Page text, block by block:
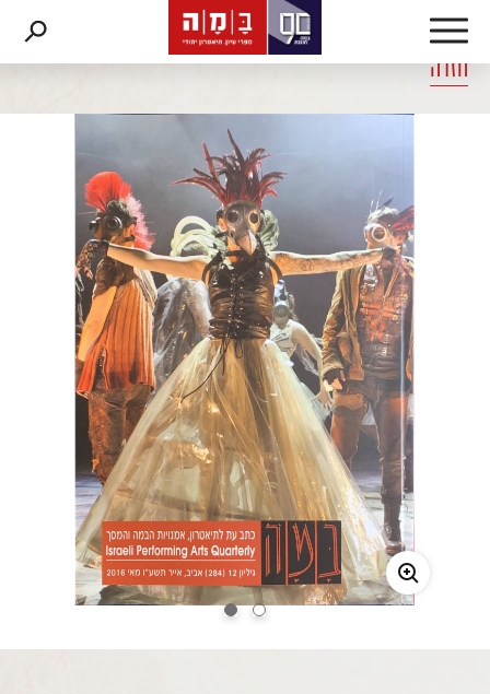
דלג לסרגל הניווט
דלג לתוכן
חזרה